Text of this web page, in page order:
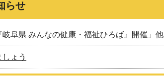
らせ
阜県 みんなの健康・福祉ひろば』開催」他
ょう